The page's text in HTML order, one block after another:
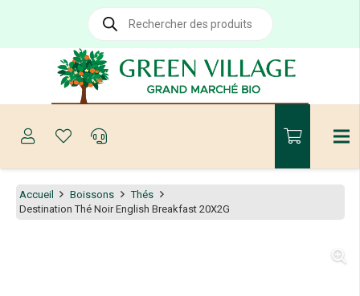
Recherche
produits
Accueil Boissons
Thés
Destination Thé Noir English Breakfast 20X2G